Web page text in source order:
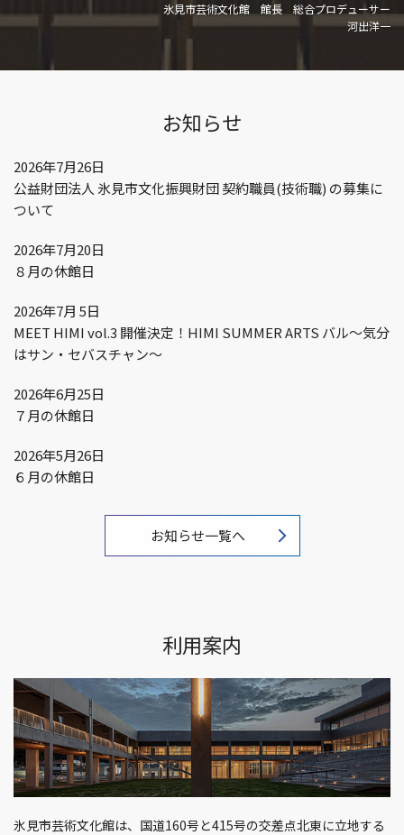
氷見市芸術文化館 館長 総合プロデューサー
河出洋一
お知らせ
2026年7月26日
公益財団法人 氷見市文化振興財団 契約職員(技術職) の募集に
ついて
2026年7月20日
８月の休館日
2026年7月 5日
MEET HIMI vol.3 開催決定！HIMI SUMMER ARTS バル～気分
はサン・セバスチャン～
2026年6月25日
７月の休館日
2026年5月26日
６月の休館日
お知らせ一覧へ
利用案内
氷見市芸術文化館は、国道160号と415号の交差点北東に立地する